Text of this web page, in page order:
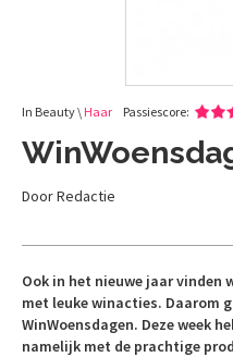
In Beauty \ Haar Passiescore:
Door Redactie
Ook in het nieuwe jaar vinden
met leuke winacties. Daarom
WinWoensdagen. Deze week
namelijk met de prachtige